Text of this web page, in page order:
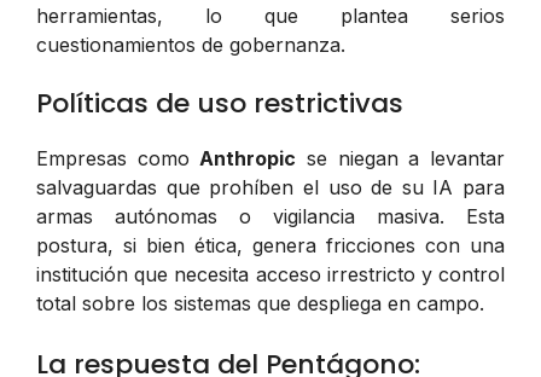
herramientas, lo que plantea serios
cuestionamientos de gobernanza.
Políticas de uso restrictivas
Empresas como Anthropic se niegan a levantar
salvaguardas que prohíben el uso de su IA para
armas autónomas o vigilancia masiva. Esta
postura, si bien ética, genera fricciones con una
institución que necesita acceso irrestricto y control
total sobre los sistemas que despliega en campo.
La respuesta del Pentágono: